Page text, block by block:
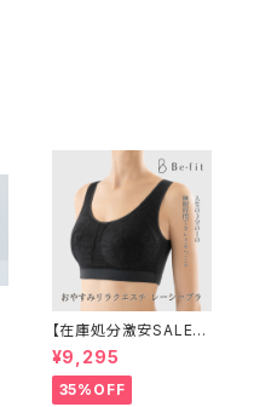
【在庫処分激安SALE】
高機能ナイトブラ（Be-f
it）
¥9,295
35%OFF